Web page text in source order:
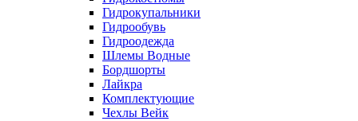
Гидрокупальники
Гидрообувь
Гидроодежда
Шлемы Водные
Бордшорты
Лайкра
Комплектующие
Чехлы Вейк